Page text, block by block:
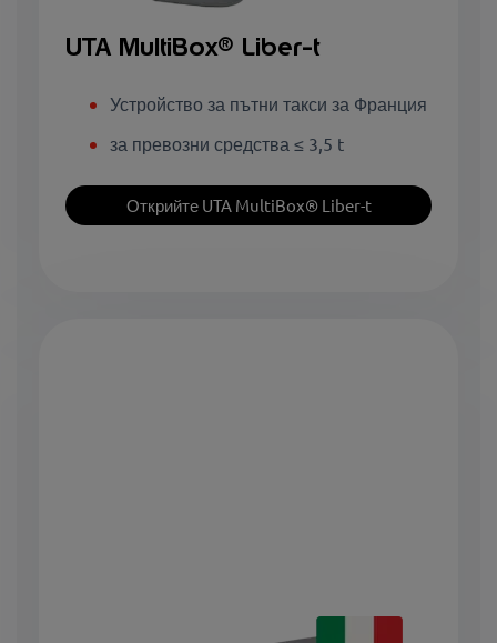
UTA MultiBox® Liber-t
Устройство за пътни такси за Франция
за превозни средства ≤ 3,5 t
Открийте UTA MultiBox® Liber-t